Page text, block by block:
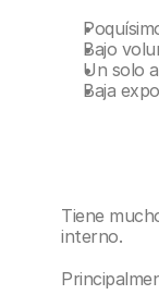
Bajo
Un solo
Baja
Tiene
interno.